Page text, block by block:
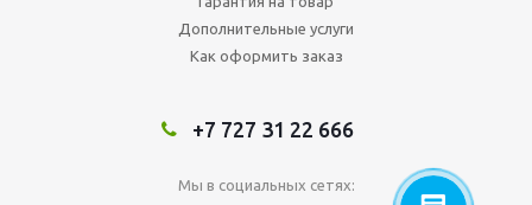
Дополнительные услуги
Как оформить заказ
+7 727 31 22 666
Мы в социальных сетях: